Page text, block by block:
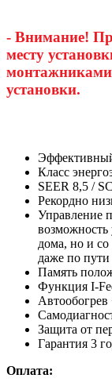
- Внимание!
месту
монтажниками
установки.
Класс
SEER 8,5 /
Рекордно
Управление
возможность
дома, но и со
даже по
Память
Функция I-
Защита от
Гарантия 3
Оплата: